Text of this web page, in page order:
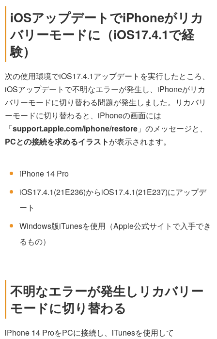
iOSアップデートでiPhoneがリカ
バリーモードに（iOS17.4.1で経
験）
次の使用環境でiOS17.4.1アップデートを実行したところ、
iOSアップデートで不明なエラーが発生し、iPhoneがリカ
バリーモードに切り替わる問題が発生しました。リカバリ
ーモードに切り替わると、iPhoneの画面には
「support.apple.com/iphone/restore 」のメッセージと、
PCとの接続を求めるイラストが表示されます。
iPhone 14 Pro
iOS17.4.1(21E236)からiOS17.4.1(21E237)にアップデ
ート
Windows版iTunesを使用（Apple公式サイトで入手でき
るもの）
不明なエラーが発生しリカバリー
モードに切り替わる
iPhone 14 ProをPCに接続し、iTunesを使用して